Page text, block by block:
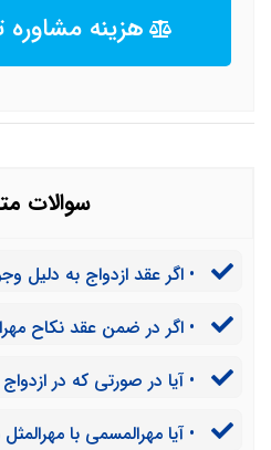
هزینه مشاوره
سوالات
• اگر عقد ازدواج به دلیل
تناسلی) در شوهر فسخ شود، آیا
• اگر در ضمن عقد نکاح
پرونده مهریه چگونه خواهد بود؟
• آیا در صورتی که در
• آیا مهرالمسمی با